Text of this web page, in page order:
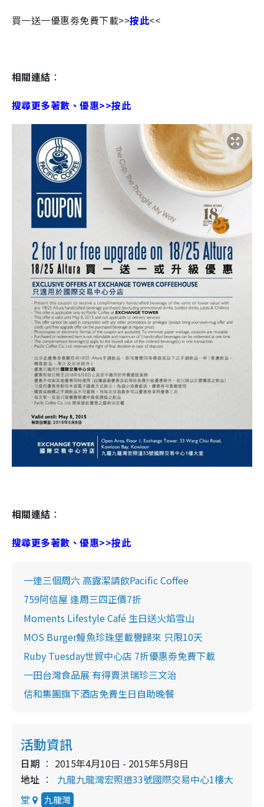
買一送一優惠劵免費下載>>按此<<
相關連結 ：
搜尋更多著數、優惠>>按此
相關連結 ：
搜尋更多著數、優惠>>按此
一連三個周六 高露潔請飲Pacific Coffee
759阿信屋 逢周三四正價7折
Moments Lifestyle Café 生日送火焰雪山
MOS Burger鰻魚珍珠堡載譽歸來 只限10天
Ruby Tuesday世貿中心店 7折優惠劵免費下載
一田台灣食品展 有得賣洪瑞珍三文治
信和集團旗下酒店免費生日自助晚餐
活動資訊
日期
2015年4月10日 - 2015年5月8日
地址
九龍九龍灣宏照道33號國際交易中心1樓大
堂
九龍灣